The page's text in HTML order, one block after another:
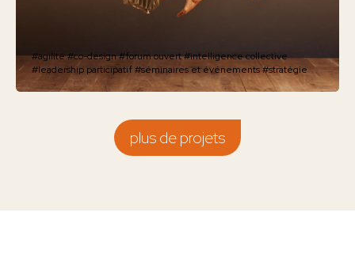
#agilité#co-design#forum ouvert#intelligence collective
#leadership participatif#séminaires et événements#stratégie
plus de projets